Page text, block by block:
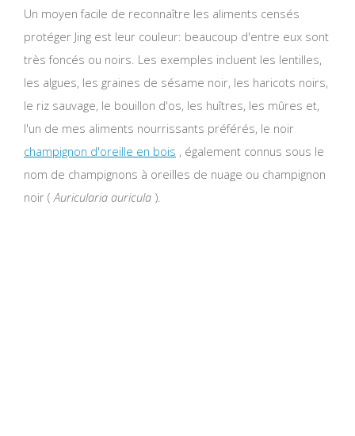
Un moyen facile de reconnaître les aliments censés
protéger Jing est leur couleur: beaucoup d'entre eux sont
très foncés ou noirs. Les exemples incluent les lentilles,
les algues, les graines de sésame noir, les haricots noirs,
le riz sauvage, le bouillon d'os, les huîtres, les mûres et,
l'un de mes aliments nourrissants préférés, le noir
champignon d'oreille en bois , également connus sous le
nom de champignons à oreilles de nuage ou champignon
noir ( Auricularia auricula ).